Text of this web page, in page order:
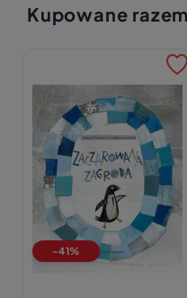
Kupowane
-41%